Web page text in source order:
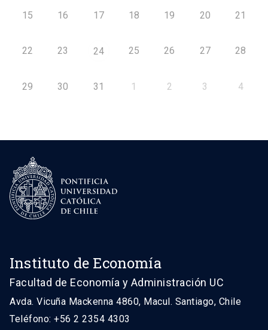
15 16 17 18 19 20 21
22 23 24 25 26 27 28
29 30 31 1 2 3 4
Instituto de Economía
Facultad de Economía y Administración UC
Avda. Vicuña Mackenna 4860, Macul. Santiago, Chile
Teléfono: +56 2 2354 4303